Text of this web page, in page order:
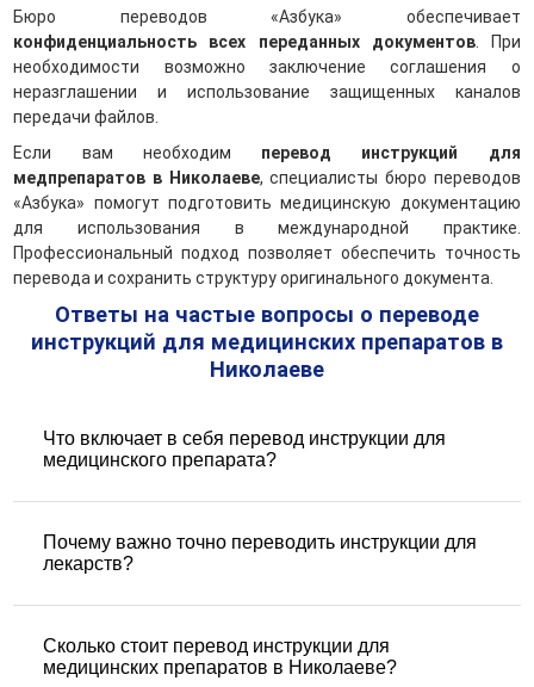
Бюро переводов «Азбука» обеспечивает
конфиденциальность всех переданных документов. При
необходимости возможно заключение соглашения о
неразглашении и использование защищенных каналов
передачи файлов.
Если вам необходим перевод инструкций для
медпрепаратов в Николаеве, специалисты бюро переводов
«Азбука» помогут подготовить медицинскую документацию
для использования в международной практике.
Профессиональный подход позволяет обеспечить точность
перевода и сохранить структуру оригинального документа.
Ответы на частые вопросы о переводе
инструкций для медицинских препаратов в
Николаеве
Что включает в себя перевод инструкции для
медицинского препарата?
описание состава, показаний к применению, способов
применения, противопоказаний, побочных эффектов,
чтобы сохранить точность и юридическую корректность
документа.
Почему важно точно переводить инструкции для
лекарств?
собой неправильное применение препарата и серьёзные
последствия для здоровья пациентов. Поэтому к
Сколько стоит перевод инструкции для
медицинских препаратов в Николаеве?